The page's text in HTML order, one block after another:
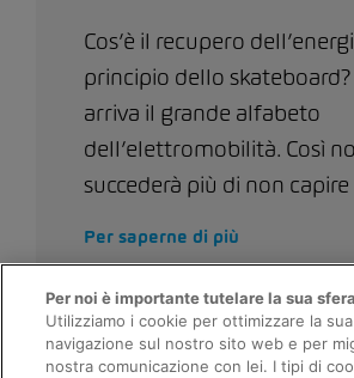
Cos’è il recupero
principio dello skateboard?
arriva il grande alfabeto
dell’elettromobilità. Così
succederà più di non
Per saperne di più
Per noi è importante tutelare la sua
Utilizziamo i cookie per ottimizzare la
navigazione sul nostro sito web e per
nostra comunicazione con lei. I tipi di